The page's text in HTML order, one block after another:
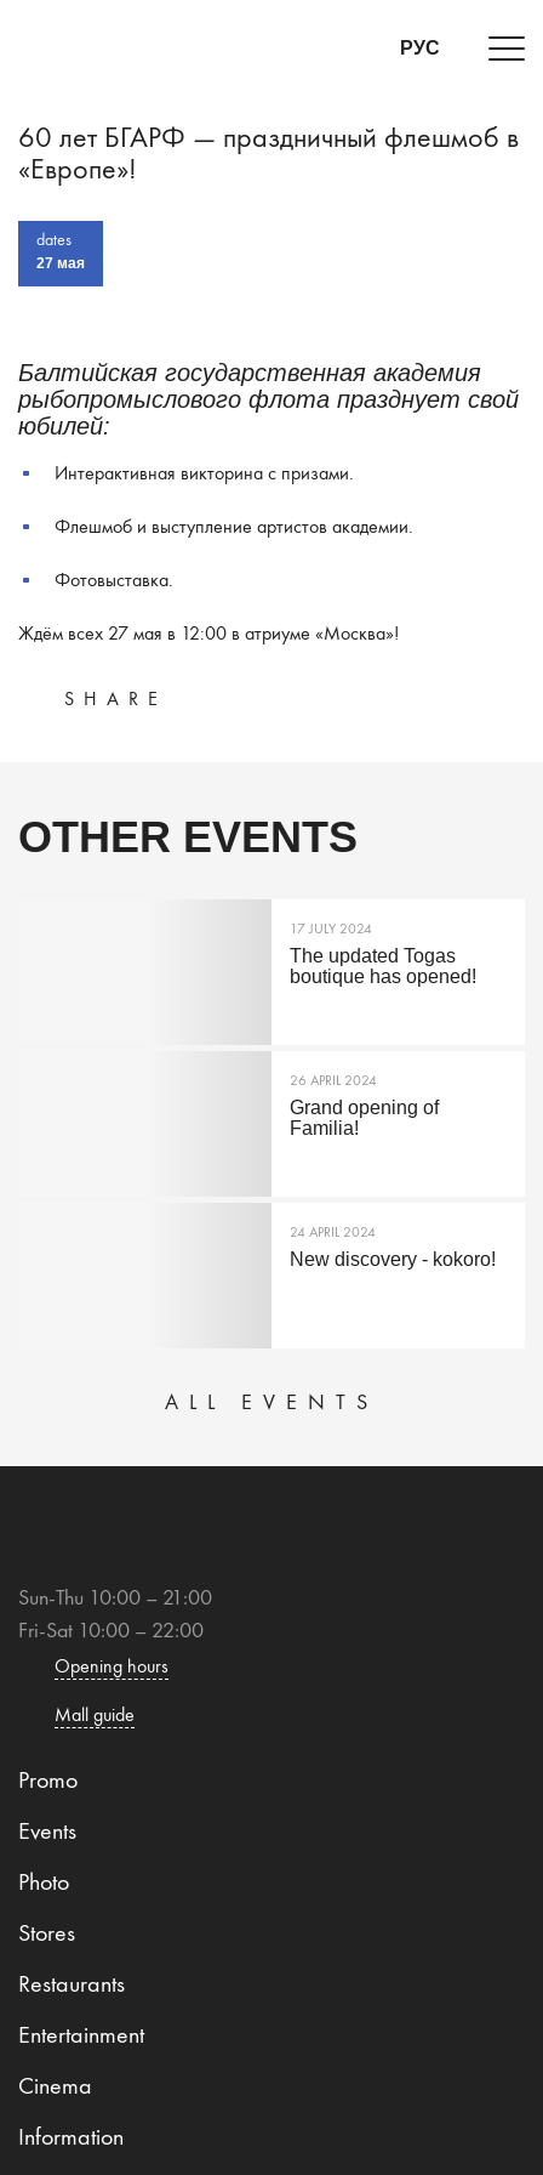
РУС
60 лет БГАРФ — праздничный флешмоб в
«Европе»!
dates
27 мая
SHARE
Балтийская государственная академия
рыбопромыслового флота празднует свой
юбилей:
Интерактивная викторина с призами.
Флешмоб и выступление артистов академии.
Фотовыставка.
Ждём всех 27 мая в 12:00 в атриуме «Москва»!
OTHER EVENTS
17 JULY 2024
The updated Togas
boutique has opened!
26 APRIL 2024
Grand opening of
Familia!
24 APRIL 2024
New discovery - kokoro!
ALL EVENTS
Sun-Thu 10:00 – 21:00
Fri-Sat 10:00 – 22:00
Opening hours
Mall guide
Promo
Events
Photo
Stores
Restaurants
Entertainment
Cinema
Information